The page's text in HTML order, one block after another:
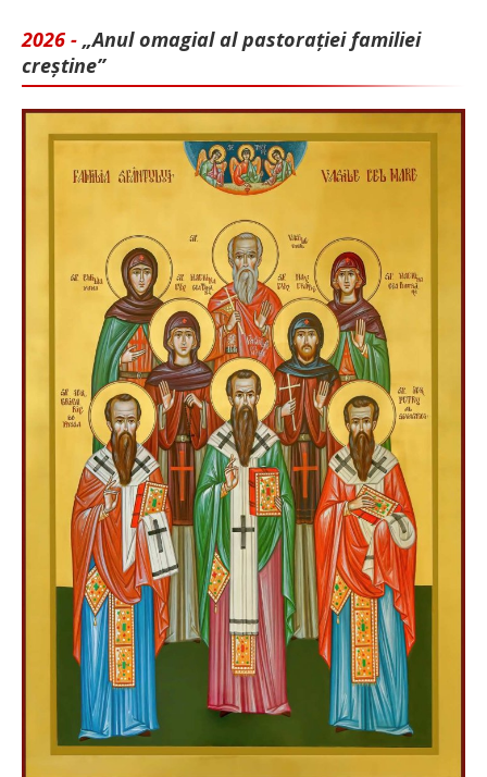
2026 - „Anul omagial al pastorației familiei
creștine”